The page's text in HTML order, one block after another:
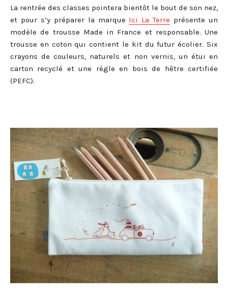
La rentrée des classes pointera bientôt le bout de son nez,
et pour s’y préparer la marque Ici La Terre présente un
modèle de trousse Made in France et responsable. Une
trousse en coton qui contient le kit du futur écolier. Six
crayons de couleurs, naturels et non vernis, un étui en
carton recyclé et une règle en bois de hêtre certifiée
(PEFC).